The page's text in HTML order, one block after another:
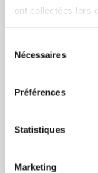
ont collectées lors
Nécessaires
Préférences
Statistiques
Marketing
07.09.2026 –
Manager
Zollabwicklung